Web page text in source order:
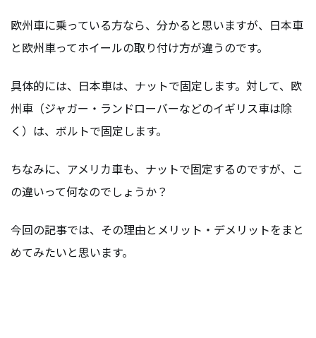
欧州車に乗っている方なら、分かると思いますが、日本車
と欧州車ってホイールの取り付け方が違うのです。
具体的には、日本車は、ナットで固定します。対して、欧
州車（ジャガー・ランドローバーなどのイギリス車は除
く）は、ボルトで固定します。
ちなみに、アメリカ車も、ナットで固定するのですが、こ
の違いって何なのでしょうか？
今回の記事では、その理由とメリット・デメリットをまと
めてみたいと思います。